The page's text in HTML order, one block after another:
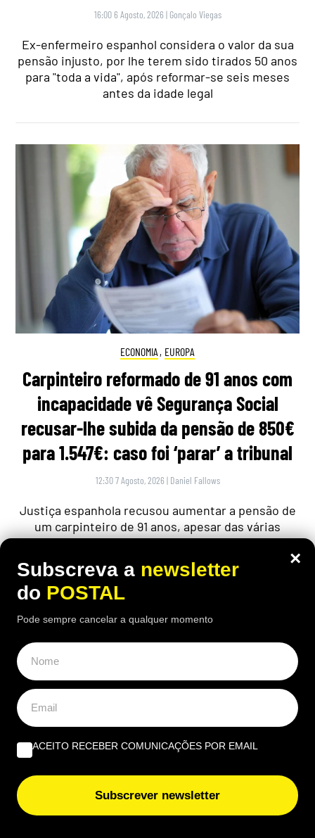
16:00 6 Agosto, 2026 | Gonçalo Viegas
Ex-enfermeiro espanhol considera o valor da sua
pensão injusto, por lhe terem sido tirados 50 anos
para "toda a vida", após reformar-se seis meses
antes da idade legal
ECONOMIA , EUROPA
Carpinteiro reformado de 91 anos com
incapacidade vê Segurança Social
recusar-lhe subida da pensão de 850€
para 1.547€: caso foi ‘parar’ a tribunal
12:30 7 Agosto, 2026 | Daniel Fallows
Justiça espanhola recusou aumentar a pensão de
um carpinteiro de 91 anos, apesar das várias
cirurgias e limitações físicas
ECONOMIA,EUROPE DIRECT ALGARVE,NACIONAL
×
Subscreva a newsletter
do POSTAL
Pode sempre cancelar a qualquer momento
ACEITO RECEBER COMUNICAÇÕES POR EMAIL
Subscrever newsletter